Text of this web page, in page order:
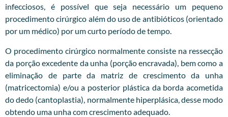
infecciosos, é possível que seja necessário um pequeno
procedimento cirúrgico além do uso de antibióticos (orientado
por um médico) por um curto período de tempo.
O procedimento cirúrgico normalmente consiste na ressecção
da porção excedente da unha (porção encravada), bem como a
eliminação de parte da matriz de crescimento da unha
(matricectomia) e/ou a posterior plástica da borda acometida
do dedo (cantoplastia), normalmente hiperplásica, desse modo
obtendo uma unha com crescimento adequado.